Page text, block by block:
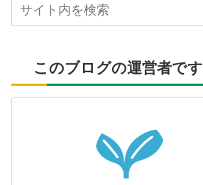
このブログの運営者です